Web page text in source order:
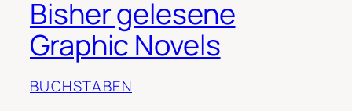
Bisher gelesene
Graphic Novels
BUCHSTABEN